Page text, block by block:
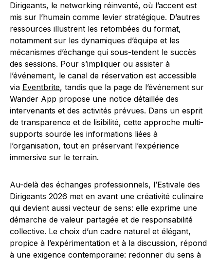
Dirigeants, le networking réinventé, où l’accent est
mis sur l’humain comme levier stratégique. D’autres
ressources illustrent les retombées du format,
notamment sur les dynamiques d’équipe et les
mécanismes d’échange qui sous-tendent le succès
des sessions. Pour s’impliquer ou assister à
l’événement, le canal de réservation est accessible
via Eventbrite, tandis que la page de l’événement sur
Wander App propose une notice détaillée des
intervenants et des activités prévues. Dans un esprit
de transparence et de lisibilité, cette approche multi-
supports sourde les informations liées à
l’organisation, tout en préservant l’expérience
immersive sur le terrain.
Au-delà des échanges professionnels, l’Estivale des
Dirigeants 2026 met en avant une créativité culinaire
qui devient aussi vecteur de sens: elle exprime une
démarche de valeur partagée et de responsabilité
collective. Le choix d’un cadre naturel et élégant,
propice à l’expérimentation et à la discussion, répond
à une exigence contemporaine: redonner du sens à